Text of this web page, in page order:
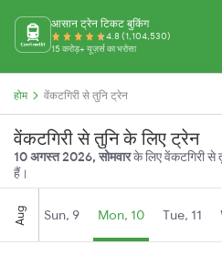
आसान ट्रेन टिकट बुकिंग
4.8 (1,104,530)
15 करोड़+ यूज़र्स का भरोसा
होम वेंकटगिरी से तुनि ट्रेन
वेंकटगिरी से तुनि के लिए ट्रेन
10 अगस्त 2026, सोमवारके लिए वेंकटगिरी से
हैं।
Aug Sun, 9 Mon, 10 Tue, 11